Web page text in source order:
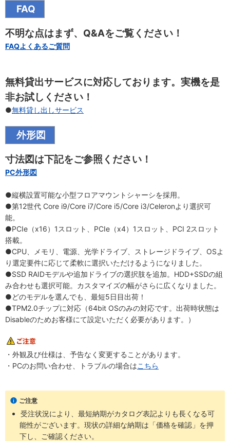
FAQ
不明な点はまず、Q&Aをご覧ください！
FAQよくあるご質問
無料貸出サービスに対応しております。実機を是
非お試しください！
●無料貸し出しサービス
外形図
寸法図は下記をご参照ください！
PC外形図
●縦横設置可能な小型フロアマウントシャーシを採用。
●第12世代 Core i9/Core i7/Core i5/Core i3/Celeronより選択可
能。
●PCIe（x16）1スロット、PCIe（x4）1スロット、PCI 2スロット
搭載。
●CPU、メモリ、電源、光学ドライブ、ストレージドライブ、OSよ
り選定要件に応じて柔軟に選択いただけるようになりました。
●SSD RAIDモデルや追加ドライブの選択肢を追加。HDD+SSDの組
み合わせも選択可能。カスタマイズの幅がさらに広くなりました。
●どのモデルを選んでも、最短5日目出荷！
●TPM2.0チップに対応（64bit OSのみの対応です。出荷時状態は
Disableのためお客様にて設定いただく必要があります。）
・外観及び仕様は、予告なく変更することがあります。
・PCのお問い合わせ、トラブルの場合はこちら
ご注意
受注状況により、最短納期がカタログ表記よりも長くなる可
能性がございます。現状の詳細な納期は「価格を確認」を押
下し、ご確認ください。